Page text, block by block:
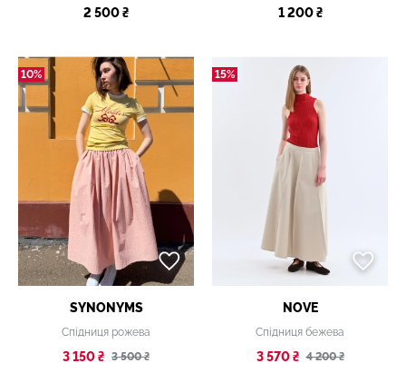
2 500 ₴ 1 200 ₴
10%
SYNONYMS
Спідниця рожева
3 150 ₴ 3 500 ₴
15%
NOVE
Спідниця бежева
3 570 ₴ 4 200 ₴